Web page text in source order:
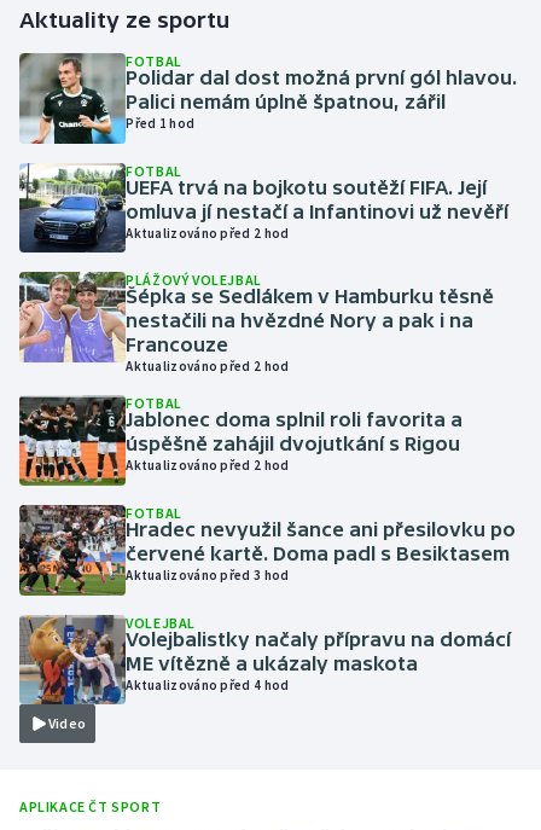
Golf
Gymnastika
Házená
Jezdectví
Judo
Krasobruslení
Lyže a snowboard
Moderní pětiboj
Motorsport
Parasport
Plavání
Aktuality ze sportu
FOTBAL
Polidar dal dost možná první gól hlavou.
Palici nemám úplně špatnou, zářil
Před 1 hod
FOTBAL
UEFA trvá na bojkotu soutěží FIFA. Její
omluva jí nestačí a Infantinovi už nevěří
Aktualizováno před 2 hod
PLÁŽOVÝ VOLEJBAL
Šépka se Sedlákem v Hamburku těsně
nestačili na hvězdné Nory a pak i na
Francouze
Aktualizováno před 2 hod
FOTBAL
Jablonec doma splnil roli favorita a
úspěšně zahájil dvojutkání s Rigou
Aktualizováno před 2 hod
FOTBAL
Hradec nevyužil šance ani přesilovku po
červené kartě. Doma padl s Besiktasem
Aktualizováno před 3 hod
Video
VOLEJBAL
Volejbalistky načaly přípravu na domácí
ME vítězně a ukázaly maskota
Aktualizováno před 4 hod
APLIKACE ČT SPORT